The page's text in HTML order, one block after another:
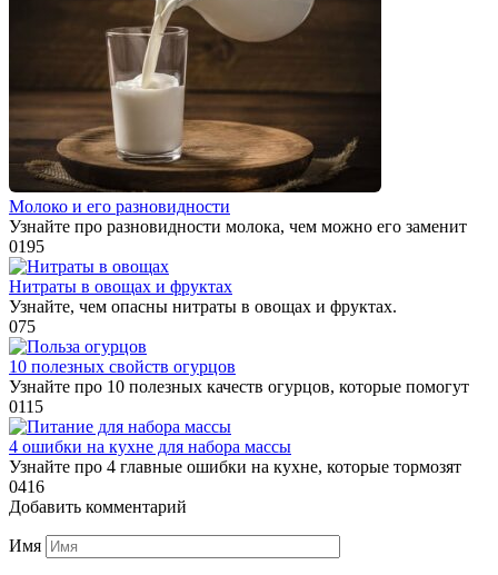
Молоко и его разновидности
Узнайте про разновидности молока, чем можно его заменит
0195
Нитраты в овощах и фруктах
Узнайте, чем опасны нитраты в овощах и фруктах.
075
10 полезных свойств огурцов
Узнайте про 10 полезных качеств огурцов, которые помогут
0115
4 ошибки на кухне для набора массы
Узнайте про 4 главные ошибки на кухне, которые тормозят
0416
Добавить комментарий
Имя